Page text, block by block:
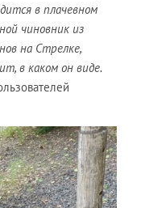
в плачевном
чиновник из
на Стрелке,
в каком он виде.